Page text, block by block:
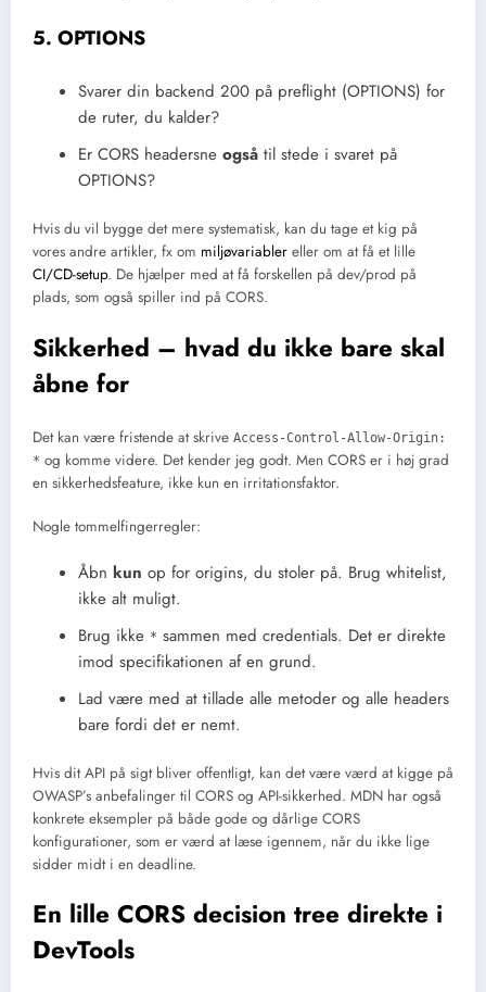
5. OPTIONS
Svarer din backend 200 på preflight (OPTIONS) for
de ruter, du kalder?
Er CORS headersne også til stede i svaret på
OPTIONS?
Hvis du vil bygge det mere systematisk, kan du tage et kig på
vores andre artikler, fx om miljøvariabler eller om at få et lille
CI/CD-setup. De hjælper med at få forskellen på dev/prod på
plads, som også spiller ind på CORS.
Sikkerhed – hvad du ikke bare skal
åbne for
Det kan være fristende at skrive Access-Control-Allow-Origin:
* og komme videre. Det kender jeg godt. Men CORS er i høj grad
en sikkerhedsfeature, ikke kun en irritationsfaktor.
Nogle tommelfingerregler:
Åbn kun op for origins, du stoler på. Brug whitelist,
ikke alt muligt.
Brug ikke * sammen med credentials. Det er direkte
imod specifikationen af en grund.
Lad være med at tillade alle metoder og alle headers
bare fordi det er nemt.
Hvis dit API på sigt bliver offentligt, kan det være værd at kigge på
OWASP’s anbefalinger til CORS og API-sikkerhed. MDN har også
konkrete eksempler på både gode og dårlige CORS
konfigurationer, som er værd at læse igennem, når du ikke lige
sidder midt i en deadline.
En lille CORS decision tree direkte i
DevTools